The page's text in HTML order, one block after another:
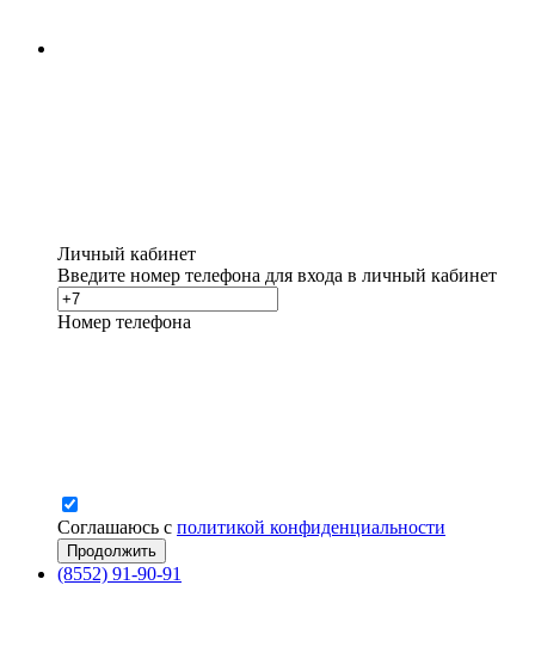
Личный кабинет
Введите номер телефона для входа в личный кабинет
Номер телефона
Соглашаюсь с политикой конфиденциальности
(8552) 91-90-91